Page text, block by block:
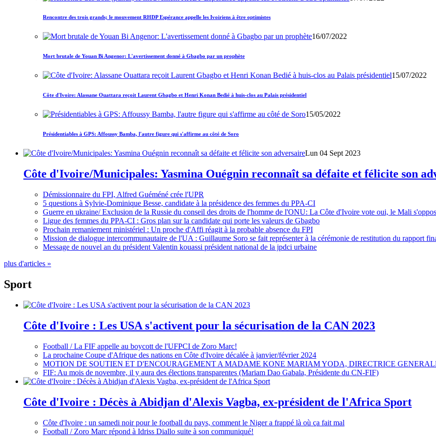
Rencontre des trois grands; le mouvement RHDP Espérance appelle les Ivoiriens à être optimistes
16/07/2022
Mort brutale de Youan Bi Angenor: L'avertissement donné à Gbagbo par un prophète
15/07/2022
Côte d'Ivoire: Alassane Ouattara reçoit Laurent Gbagbo et Henri Konan Bedié à huis-clos au Palais présidentiel
15/05/2022
Présidentiables à GPS: Affoussy Bamba, l'autre figure qui s'affirme au côté de Soro
Lun 04 Sept 2023
Côte d'Ivoire/Municipales: Yasmina Ouégnin reconnaît sa défaite et félicite son
Démissionnaire du FPI, Alfred Guéméné crée l'UPR
5 questions à Sylvie-Dominique Besse, candidate à la présidence des femmes du PPA-CI
Guerre en ukraine/ Exclusion de la Russie du conseil des droits de l'homme de l'ONU: La Côte d'Ivoire vote oui, le Mali
Ligue des femmes du PPA-CI : Gros plan sur la candidate qui porte les valeurs de Gbagbo
Prochain remaniement ministériel : Un proche d'Affi réagit à la probable absence du FPI
Mission de dialogue intercommunautaire de l'UA : Guillaume Soro se fait représenter à la cérémonie de restitution du rapport
Message de nouvel an du président Valentin kouassi président national de la jpdci urbaine
plus d'articles »
Sport
Côte d'Ivoire : Les USA s'activent pour la sécurisation de la CAN 2023
Football / La FIF appelle au boycott de l'UFPCI de Zoro Marc!
La prochaine Coupe d'Afrique des nations en Côte d'Ivoire décalée à janvier/février 2024
MOTION DE SOUTIEN ET D'ENCOURAGEMENT A MADAME KONE MARIAM YODA, DIRECTRICE
FIF: Au mois de novembre, il y aura des élections transparentes (Mariam Dao Gabala, Présidente du CN-FIF)
Côte d'Ivoire : Décès à Abidjan d'Alexis Vagba, ex-président de l'Africa Sport
Côte d'Ivoire : un samedi noir pour le football du pays, comment le Niger a frappé là où ça fait mal
Football / Zoro Marc répond à Idriss Diallo suite à son communiqué!